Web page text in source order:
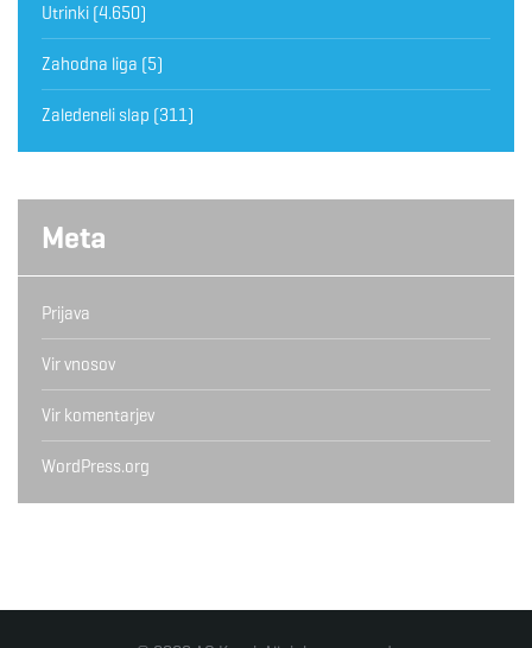
Utrinki (4.650)
Zahodna liga (5)
Zaledeneli slap (311)
Meta
Prijava
Vir vnosov
Vir komentarjev
WordPress.org